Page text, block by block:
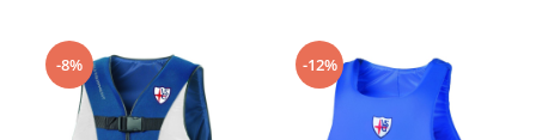
-8% -12%